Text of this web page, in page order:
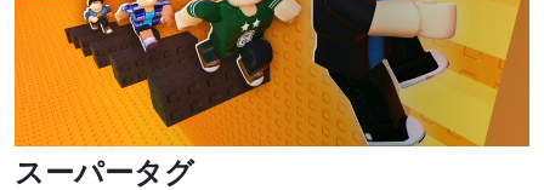
スーパータグ